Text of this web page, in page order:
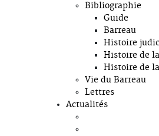
Bibliographie
Guide
Barreau
Histoire
Histoire de
Histoire de
Vie du Barreau
Lettres
Actualités